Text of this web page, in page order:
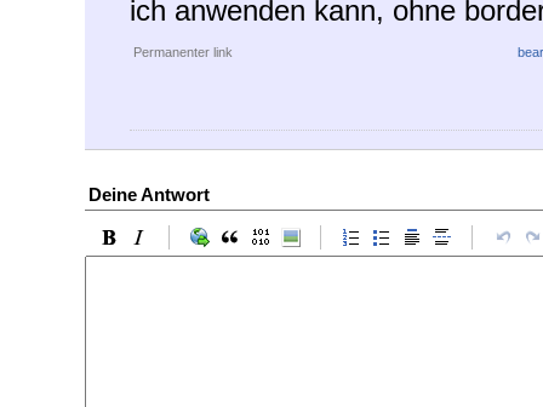
ich anwenden kann, ohne
Permanenter link
Deine Antwort